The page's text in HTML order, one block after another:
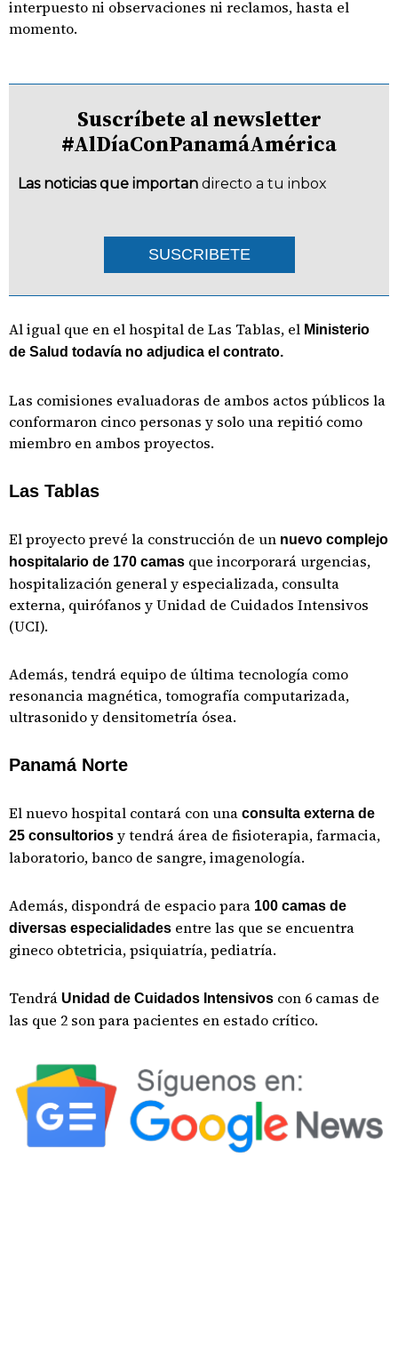
interpuesto ni observaciones ni reclamos, hasta el
momento.
Suscríbete al newsletter
#AlDíaConPanamáAmérica
Las noticias que importan directo a tu inbox
SUSCRIBETE
Al igual que en el hospital de Las Tablas, el Ministerio
de Salud todavía no adjudica el contrato.
Las comisiones evaluadoras de ambos actos públicos la
conformaron cinco personas y solo una repitió como
miembro en ambos proyectos.
Las Tablas
El proyecto prevé la construcción de un nuevo complejo
hospitalario de 170 camas que incorporará urgencias,
hospitalización general y especializada, consulta
externa, quirófanos y Unidad de Cuidados Intensivos
(UCI).
Además, tendrá equipo de última tecnología como
resonancia magnética, tomografía computarizada,
ultrasonido y densitometría ósea.
Panamá Norte
El nuevo hospital contará con una consulta externa de
25 consultorios y tendrá área de fisioterapia, farmacia,
laboratorio, banco de sangre, imagenología.
Además, dispondrá de espacio para 100 camas de
diversas especialidades entre las que se encuentra
gineco obtetricia, psiquiatría, pediatría.
Tendrá Unidad de Cuidados Intensivos con 6 camas de
las que 2 son para pacientes en estado crítico.